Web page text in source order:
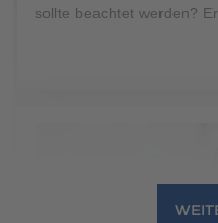
sollte beachtet werden?